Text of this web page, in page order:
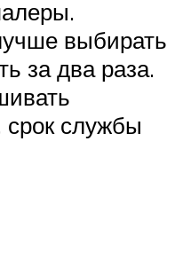
выбирать
за два раза.
службы